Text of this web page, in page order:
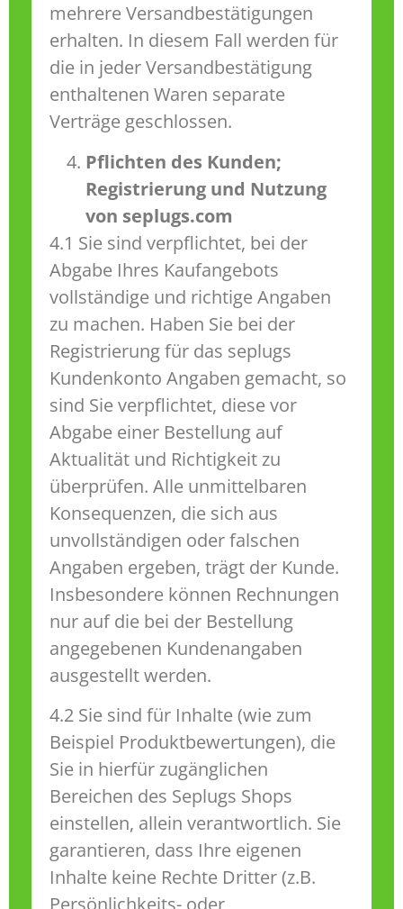
mehrere Versandbestätigungen
erhalten. In diesem Fall werden für
die in jeder Versandbestätigung
enthaltenen Waren separate
Verträge geschlossen.
Pflichten des Kunden;
Registrierung und Nutzung
von seplugs.com
4.1 Sie sind verpflichtet, bei der
Abgabe Ihres Kaufangebots
vollständige und richtige Angaben
zu machen. Haben Sie bei der
Registrierung für das seplugs
Kundenkonto Angaben gemacht, so
sind Sie verpflichtet, diese vor
Abgabe einer Bestellung auf
Aktualität und Richtigkeit zu
überprüfen. Alle unmittelbaren
Konsequenzen, die sich aus
unvollständigen oder falschen
Angaben ergeben, trägt der Kunde.
Insbesondere können Rechnungen
nur auf die bei der Bestellung
angegebenen Kundenangaben
ausgestellt werden.
4.2 Sie sind für Inhalte (wie zum
Beispiel Produktbewertungen), die
Sie in hierfür zugänglichen
Bereichen des Seplugs Shops
einstellen, allein verantwortlich. Sie
garantieren, dass Ihre eigenen
Inhalte keine Rechte Dritter (z.B.
Persönlichkeits- oder